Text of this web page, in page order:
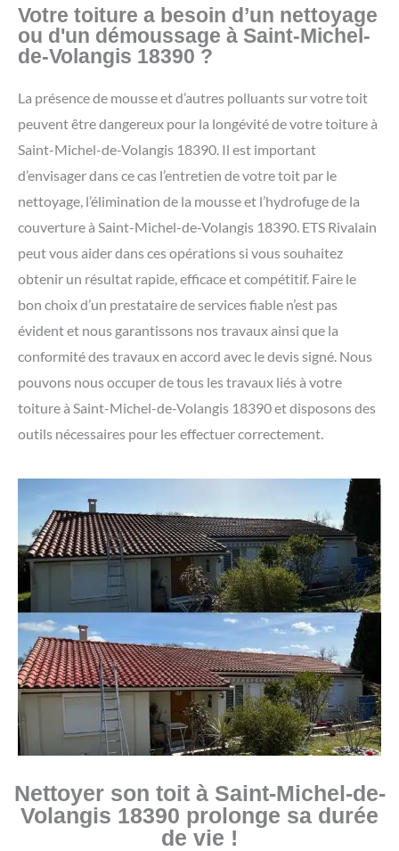
Votre toiture a besoin d’un nettoyage
ou d'un démoussage à Saint-Michel-
de-Volangis 18390 ?
La présence de mousse et d’autres polluants sur votre toit
peuvent être dangereux pour la longévité de votre toiture à
Saint-Michel-de-Volangis 18390. Il est important
d’envisager dans ce cas l’entretien de votre toit par le
nettoyage, l’élimination de la mousse et l’hydrofuge de la
couverture à Saint-Michel-de-Volangis 18390. ETS Rivalain
peut vous aider dans ces opérations si vous souhaitez
obtenir un résultat rapide, efficace et compétitif. Faire le
bon choix d’un prestataire de services fiable n’est pas
évident et nous garantissons nos travaux ainsi que la
conformité des travaux en accord avec le devis signé. Nous
pouvons nous occuper de tous les travaux liés à votre
toiture à Saint-Michel-de-Volangis 18390 et disposons des
outils nécessaires pour les effectuer correctement.
Nettoyer son toit à Saint-Michel-de-
Volangis 18390 prolonge sa durée
de vie !